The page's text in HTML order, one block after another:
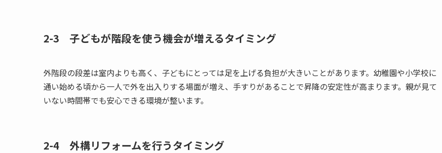
2-3 子どもが階段を使う機会が増えるタイミング
外階段の段差は室内よりも高く、子どもにとっては足を上げる負担が大きいことがあります。幼稚園や小学校に
通い始める頃から一人で外を出入りする場面が増え、手すりがあることで昇降の安定性が高まります。親が見て
いない時間帯でも安心できる環境が整います。
2-4 外構リフォームを行うタイミング